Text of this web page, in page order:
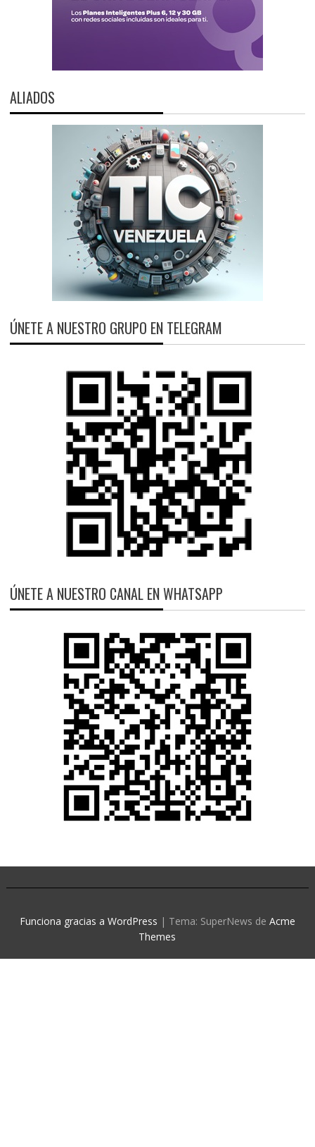
ALIADOS
ÚNETE A NUESTRO GRUPO EN TELEGRAM
ÚNETE A NUESTRO CANAL EN WHATSAPP
Funciona gracias a WordPress | Tema: SuperNews de Acme
Themes